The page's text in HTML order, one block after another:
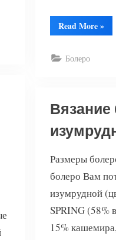
Read More»
Болеро
Вязание
Размеры
болеро Вам
изумрудной
SPRING (58%
15%